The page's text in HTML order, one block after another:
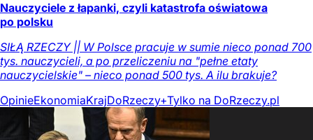
Nauczyciele z łapanki, czyli katastrofa oświatowa
po polsku
SIŁĄ RZECZY || W Polsce pracuje w sumie nieco ponad 700
tys. nauczycieli, a po przeliczeniu na "pełne etaty
nauczycielskie" – nieco ponad 500 tys. A ilu brakuje?
OpinieEkonomiaKrajDoRzeczy+Tylko na DoRzeczy.pl